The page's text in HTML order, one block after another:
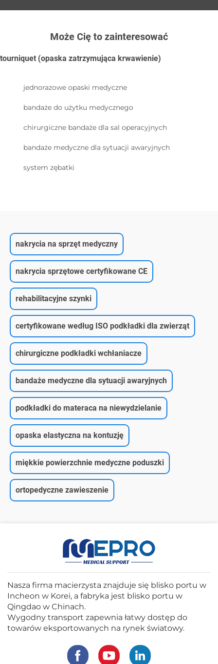
Może Cię to zainteresować
tourniquet (opaska zatrzymująca krwawienie)
jednorazowe opaski medyczne
bandaże do użytku medycznego
chirurgiczne bandaże dla sal operacyjnych
bandaże medyczne dla sytuacji awaryjnych
system zębatki
nakrycia na sprzęt medyczny
nakrycia sprzętowe certyfikowane CE
rehabilitacyjne szynki
certyfikowane według ISO podkładki dla zwierząt
chirurgiczne podkładki wchłaniacze
bandaże medyczne dla sytuacji awaryjnych
podkładki do materaca na niewydzielanie
opaska elastyczna na kontuzję
miękkie powierzchnie medyczne poduszki
ortopedyczne zawieszenie
Nasza firma macierzysta znajduje się blisko portu w
Incheon w Korei, a fabryka jest blisko portu w
Qingdao w Chinach.
Wygodny transport zapewnia łatwy dostęp do
towarów eksportowanych na rynek światowy.